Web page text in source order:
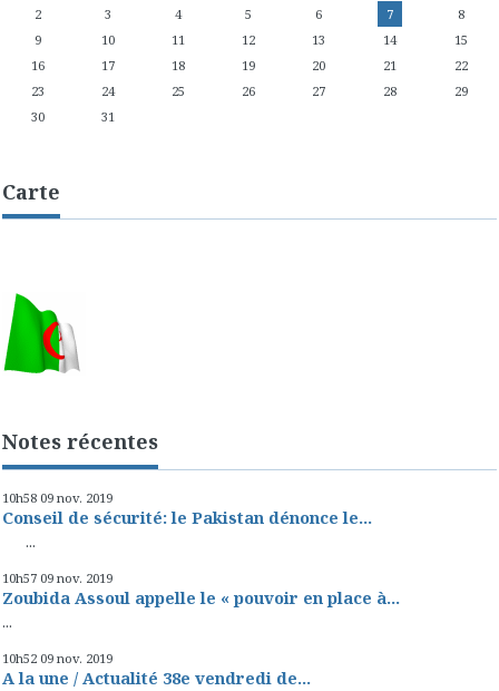
2 3 4 5 6 7
8
9
10 11 12 13 14
15
16
17 18 19 20 21
22
23
24 25 26 27 28
29
30
31
Carte
Notes récentes
10h58 09 nov. 2019
Conseil de sécurité: le Pakistan dénonce le...
...
10h57 09 nov. 2019
Zoubida Assoul appelle le « pouvoir en place à...
...
10h52 09 nov. 2019
A la une / Actualité 38e vendredi de...